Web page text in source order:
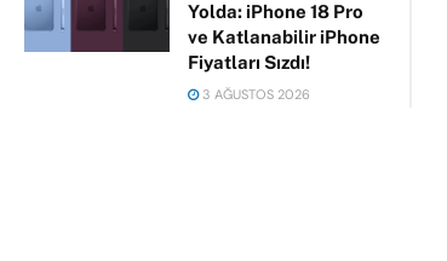
Yolda: iPhone 18 Pro
ve Katlanabilir iPhone
Fiyatları Sızdı!
3 AĞUSTOS 2026